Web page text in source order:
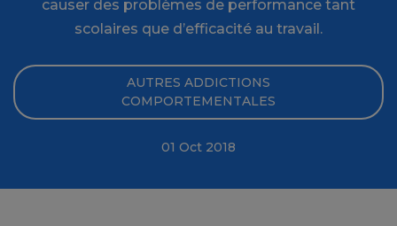
causer des problèmes de performance tant
scolaires que d’efficacité au travail.
AUTRES ADDICTIONS
COMPORTEMENTALES
01 Oct 2018